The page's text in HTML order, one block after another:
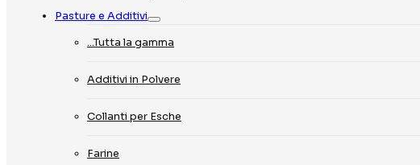
Pasture e Additivi
…Tutta la gamma
Additivi in Polvere
Collanti per Esche
Farine